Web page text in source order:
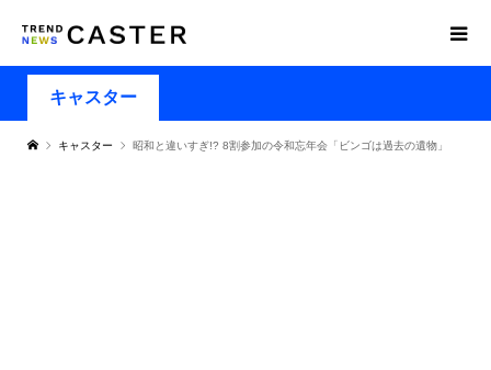
キャスター
キャスター 昭和と違いすぎ!? 8割参加の令和忘年会「ビンゴは過去の遺物」